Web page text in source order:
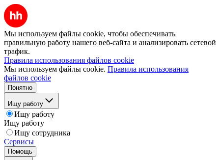
Мы используем файлы cookie, чтобы обеспечивать
правильную работу нашего веб-сайта и анализировать сетевой
трафик.
Правила использования файлов cookie
Мы используем файлы cookie. Правила использования
файлов cookie
Понятно
Ищу работу
Ищу работу
Ищу работу
Ищу сотрудника
Сервисы
Помощь